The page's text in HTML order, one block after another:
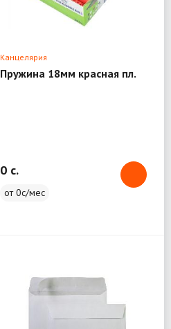
Канцелярия
Пружина 18мм красная пл.
0 c.
от 0с/мес